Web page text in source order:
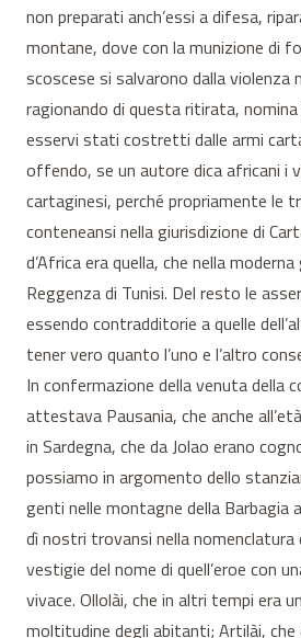
non preparati anch’essi a difesa,
montane, dove con la munizione di
scoscese si salvarono dalla violenza
ragionando di questa ritirata, nomina
esservi stati costretti dalle armi
offendo, se un autore dica africani i
cartaginesi, perché propriamente le
conteneansi nella giurisdizione di
d’Africa era quella, che nella
Reggenza di Tunisi. Del resto le
essendo contradditorie a quelle
tener vero quanto l’uno e l’altro
In confermazione della venuta della
attestava Pausania, che anche
in Sardegna, che da Jolao erano
possiamo in argomento dello
genti nelle montagne della Barbagia
dì nostri trovansi nella
vestigie del nome di quell’eroe con
vivace. Ollolài, che in altri tempi era
moltitudine degli abitanti; Artilài,